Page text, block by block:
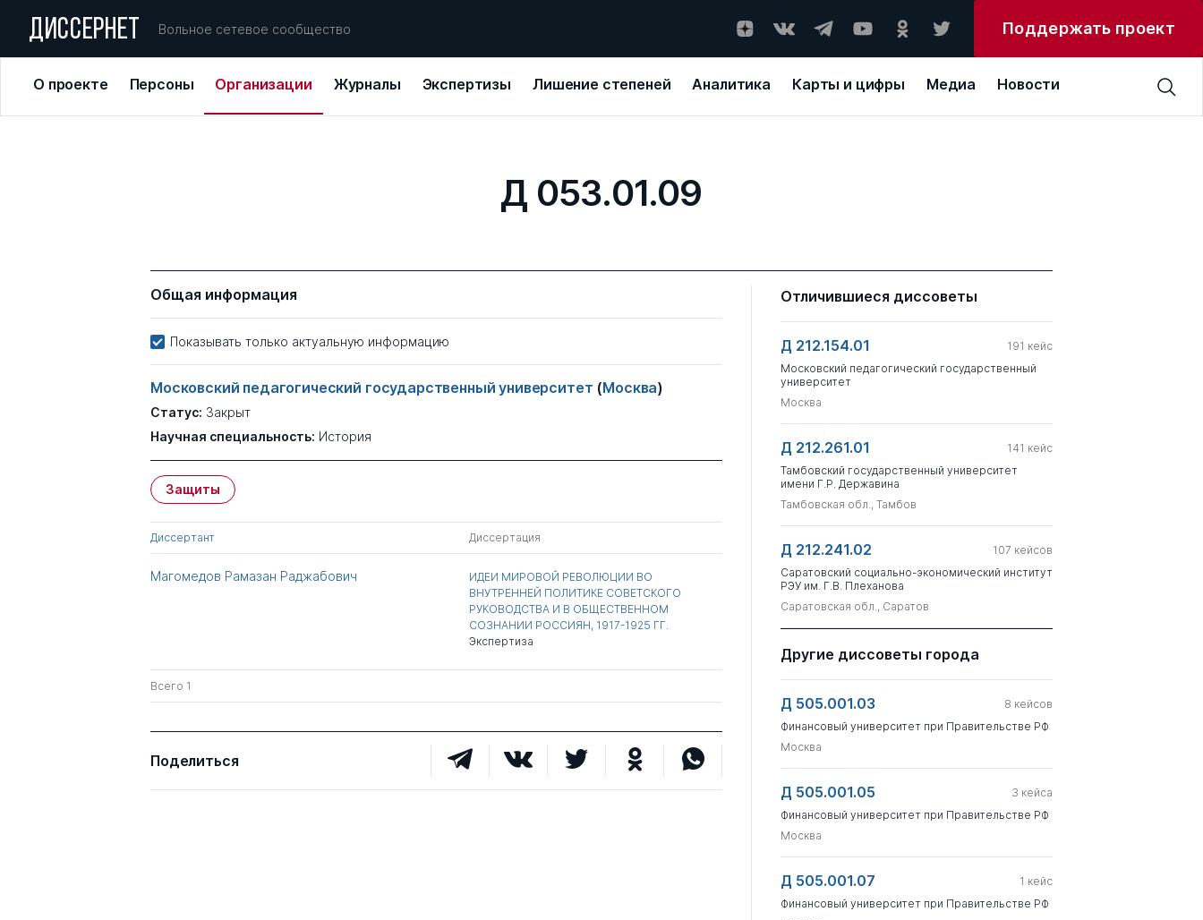
ДИССЕРНЕТ Вольное сетевое сообщество Поддержать проект
О проекте Персоны Организации Журналы Экспертизы Лишение степеней Аналитика Карты и цифры Медиа Новости
Д 053.01.09
Общая информация
Показывать только актуальную информацию
Московский педагогический государственный университет (Москва)
Статус: Закрыт
Научная специальность: История
Защиты
Диссертант Диссертация
Магомедов Рамазан Раджабович
ИДЕИ МИРОВОЙ РЕВОЛЮЦИИ ВО
ВНУТРЕННЕЙ ПОЛИТИКЕ СОВЕТСКОГО
РУКОВОДСТВА И В ОБЩЕСТВЕННОМ
СОЗНАНИИ РОССИЯН, 1917-1925 ГГ.
Экспертиза
Всего 1
Поделиться
Отличившиеся диссоветы
Д 212.154.01 191 кейс
Московский педагогический государственный
университет
Москва
Д 212.261.01 141 кейс
Тамбовский государственный университет
имени Г.Р. Державина
Тамбовская обл., Тамбов
Д 212.241.02 107 кейсов
Саратовский социально-экономический институт
РЭУ им. Г.В. Плеханова
Саратовская обл., Саратов
Другие диссоветы города
Д 505.001.03 8 кейсов
Финансовый университет при Правительстве РФ
Москва
Д 505.001.05 3 кейса
Финансовый университет при Правительстве РФ
Москва
Д 505.001.07 1 кейс
Финансовый университет при Правительстве РФ